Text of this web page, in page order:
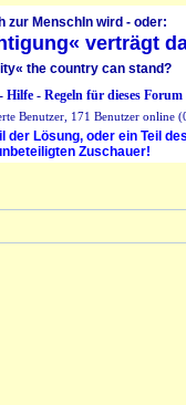
zur MenschIn wird - oder:
verträgt
the country can stand?
Hilfe- Regeln für dieses Forum
Benutzer, 171 Benutzer online
der Lösung, oder ein Teil
Zuschauer!